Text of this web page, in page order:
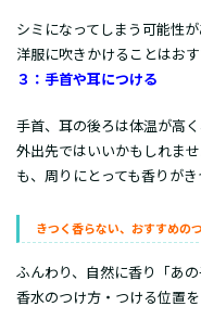
シミになってしまう可能性が
洋服に吹きかけることはおす
３：手首や耳につける
手首、耳の後ろは体温が高
外出先ではいいかもしれま
も、周りにとっても香りが
きつく香らない、おすすめの
ふんわり、自然に香り「あ
香水のつけ方・つける位置を